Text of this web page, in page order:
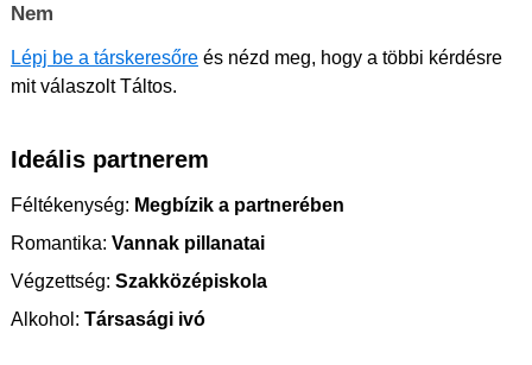
Nem
Lépj be a társkeresőre és nézd meg, hogy a többi kérdésre
mit válaszolt Táltos.
Ideális partnerem
Féltékenység: Megbízik a partnerében
Romantika: Vannak pillanatai
Végzettség: Szakközépiskola
Alkohol: Társasági ivó